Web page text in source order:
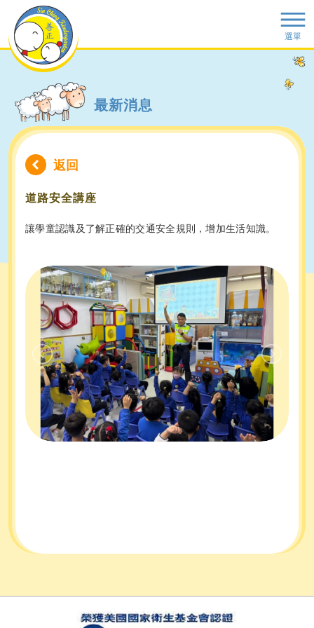
選單
最新消息
返回
道路安全講座
讓學童認識及了解正確的交通安全規則，增加生活知識。